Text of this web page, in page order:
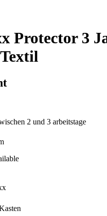
Protector 3
2 und 3 arbeitstage